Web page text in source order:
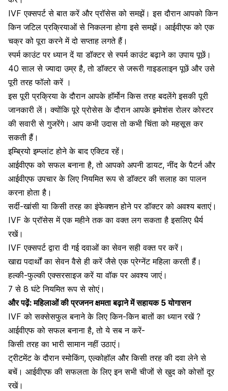
IVF एक्सपर्ट से बात करें और प्रॉसेस को समझें। इस दौरान आपको किन
किन जटिल प्रक्रियाओं से निकलना होगा इसे समझें। आईवीएफ को एक
चक्र को पूरा करने में दो सप्ताह लगते हैं।
स्पर्म काउंट पर ध्यान दें या डॉक्टर सेस्पर्म काउंट बढ़ाने का उपाय पूछें।
40 साल से ज्यादा उम्र है, तो डॉक्टर से जरूरी गाइडलाइन पूछें और उसे
पूरी तरह फॉलो करें ।
इस पूरी प्रक्रिया के दौरान आपके हॉर्मोन किस तरह बदलेंगे इसकी पूरी
जानकारी लें। क्योंकि पूरे प्रोसेस के दौरान आपके इमोशंस रोलर कोस्टर
की सवारी से गुजरेंगे। आप कभी उदास तो कभी चिंता को महसूस कर
सकती हैं।
इम्ब्रियो इम्प्लांट होने के बाद एक्टिव रहें।
आईवीएफ को सफल बनाना है, तो आपको अपनी डायट, नींद के पैटर्न और
आईवीएफ उपचार के लिए नियमित रूप से डॉक्टर की सलाह का पालन
करना होता है।
सर्दी-खांसी या किसी तरह का इंफेक्शन होने पर डॉक्टर को अवश्य बताएं।
IVF के प्रॉसेस में एक महीने तक का वक्त लग सकता है इसलिए धैर्य
रखें।
IVF एक्सपर्ट द्वारा दी गई दवाओं का सेवन सही वक्त पर करें।
खाद्य पदार्थों का सेवन वैसे ही करें जैसे एक प्रेग्नेंट महिला करती हैं।
हल्की-फुल्की एक्सरसाइज करें या वॉक पर अवश्य जाएं।
7 से 8 घंटे नियमित रूप से सोएं।
और पढ़ें:महिलाओं की प्रजनन क्षमता बढ़ाने में सहायक 5 योगासन
IVF को सक्सेसफुल बनाने के लिए किन-किन बातों का ध्यान रखें ?
आईवीएफ को सफल बनाना है, तो ये सब न करें-
किसी तरह का भारी सामान नहीं उठाएं।
ट्रीटमेंट के दौरान स्मोकिंग, एल्कोहॉल और किसी तरह की दवा लेने से
बचें। आईवीएफ की सफलता के लिए इन सभी चीजों से खुद को कोसों दूर
रखें।